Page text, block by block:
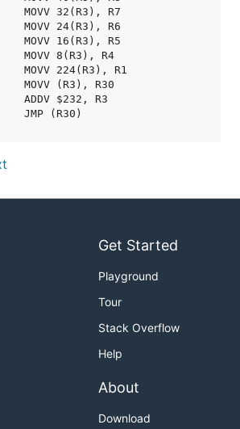
Get Started
Playground
Tour
Stack Overflow
Help
About
Download